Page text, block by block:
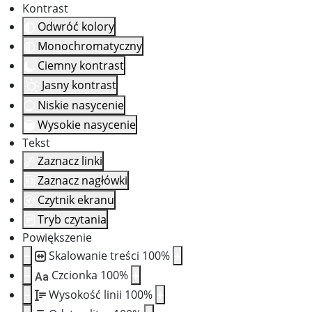
Kontrast
Odwróć kolory
Monochromatyczny
Ciemny kontrast
Jasny kontrast
Niskie nasycenie
Wysokie nasycenie
Tekst
Zaznacz linki
Zaznacz nagłówki
Czytnik ekranu
Tryb czytania
Powiększenie
Skalowanie treści 100%
Aa Czcionka 100%
Wysokość linii 100%